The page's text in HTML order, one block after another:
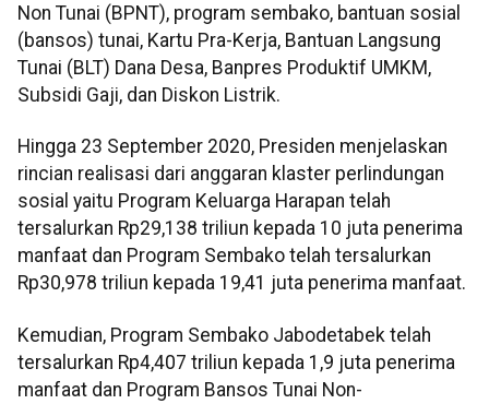
Non Tunai (BPNT), program sembako, bantuan sosial
(bansos) tunai, Kartu Pra-Kerja, Bantuan Langsung
Tunai (BLT) Dana Desa, Banpres Produktif UMKM,
Subsidi Gaji, dan Diskon Listrik.
Hingga 23 September 2020, Presiden menjelaskan
rincian realisasi dari anggaran klaster perlindungan
sosial yaitu Program Keluarga Harapan telah
tersalurkan Rp29,138 triliun kepada 10 juta penerima
manfaat dan Program Sembako telah tersalurkan
Rp30,978 triliun kepada 19,41 juta penerima manfaat.
Kemudian, Program Sembako Jabodetabek telah
tersalurkan Rp4,407 triliun kepada 1,9 juta penerima
manfaat dan Program Bansos Tunai Non-